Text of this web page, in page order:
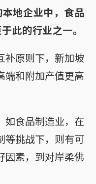
地企业中，食品
此的行业之一。
补原则下，新加坡
端和附加产值更高
如食品制造业，在
等挑战下，则有可
因素，到对岸柔佛